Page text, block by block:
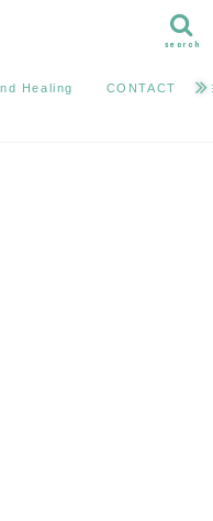
search
Healing CONTACT